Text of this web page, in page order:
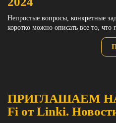
Непростые вопросы, конкретные
коротко можно описать все то, что
ПРИГЛАШАЕМ
Fi от Linki.